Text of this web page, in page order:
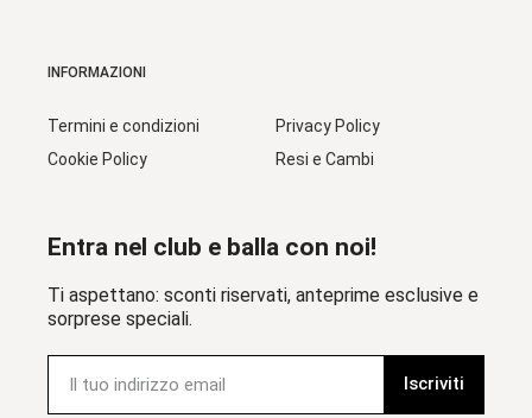
INFORMAZIONI
Termini e condizioni
Cookie Policy
Privacy Policy
Resi e Cambi
Entra nel club e balla con noi!
Ti aspettano: sconti riservati, anteprime esclusive e
sorprese speciali.
Iscriviti